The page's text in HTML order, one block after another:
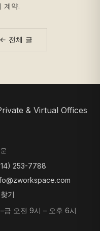
계약.
← 전체 글
253-7788
기
금 오전 9시 – 오후 6시